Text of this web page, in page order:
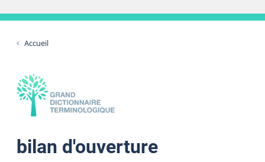
Accueil
bilan d'ouverture